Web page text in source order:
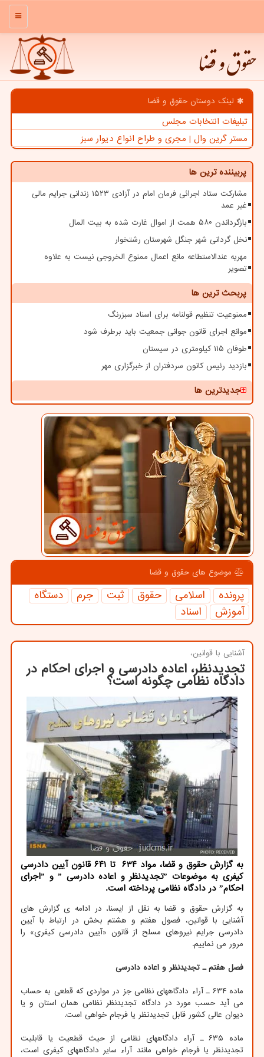
منو
حقوق و قضا
لینک دوستان حقوق و قضا
تبلیغات انتخابات مجلس
مستر گرین وال | مجری و طراح انواع دیوار سبز
پربیننده ترین ها
مشارکت ستاد اجرائی فرمان امام در آزادی ۱۵۲۳ زندانی جرایم مالی
غیر عمد
بازگرداندن ۵۸۰ همت از اموال غارت شده به بیت المال
نخل گردانی شهر جنگل شهرستان رشتخوار
مهریه عندالاستطاعه مانع اعمال ممنوع الخروجی نیست به علاوه
تصویر
پربحث ترین ها
ممنوعیت تنظیم قولنامه برای اسناد سبزرنگ
موانع اجرای قانون جوانی جمعیت باید برطرف شود
طوفان ۱۱۵ کیلومتری در سیستان
بازدید رئیس کانون سردفتران از خبرگزاری مهر
جدیدترین ها
موضوع های حقوق و قضا
پرونده اسلامی حقوق ثبت جرم
دستگاه
آموزش
اسناد
آشنایی با قوانین،
تجدیدنظر، اعاده دادرسی و اجرای احکام در
دادگاه نظامی چگونه است؟
به گزارش حقوق و قضا، مواد ۶۳۴ تا ۶۴۱ قانون آیین دادرسی
کیفری به موضوعات ˮتجدیدنظر و اعاده دادرسی ˮ و ˮاجرای
احکامˮ در دادگاه نظامی پرداخته است.
به گزارش حقوق و قضا به نقل از ایسنا، در ادامه ی گزارش های
آشنایی با قوانین، فصول هفتم و هشتم بخش در ارتباط با آیین
دادرسی جرایم نیروهای مسلح از قانون «آیین دادرسی کیفری» را
مرور می نماییم.
فصل هفتم ـ تجدیدنظر و اعاده دادرسی
ماده ۶۳۴ ـ آراء دادگاههای نظامی جز در مواردی که قطعی به حساب
می آید حسب مورد در دادگاه تجدیدنظر نظامی همان استان و یا
دیوان عالی کشور قابل تجدیدنظر یا فرجام خواهی است.
ماده ۶۳۵ ـ آراء دادگاههای نظامی از حیث قطعیت یا قابلیت
تجدیدنظر یا فرجام خواهی مانند آراء سایر دادگاههای کیفری است،